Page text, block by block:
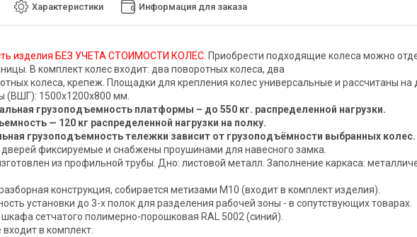
Характеристики Информация для заказа
изделия БЕЗ УЧЕТА СТОИМОСТИ КОЛЕС. Приобрести подходящие колеса можно
В комплект колес входит: два поворотных колеса, два
колеса, крепеж. Площадки для крепления колес универсальные и рассчитаны на
(ВШГ): 1500х1200х800 мм.
грузоподъемность платформы – до 550 кг. распределенной нагрузки.
— 120 кг распределенной нагрузки на полку.
грузоподъемность тележки зависит от грузоподъёмности выбранных колес.
фиксируемые и снабжены проушинами для навесного замка.
из профильной трубы. Дно: листовой металл. Заполнение каркаса:
конструкция, собирается метизами М10 (входит в комплект изделия).
установки до 3-х полок для разделения рабочей зоны - в сопутствующих товарах.
сетчатого полимерно-порошковая RAL 5002 (синий).
входит в комплект.